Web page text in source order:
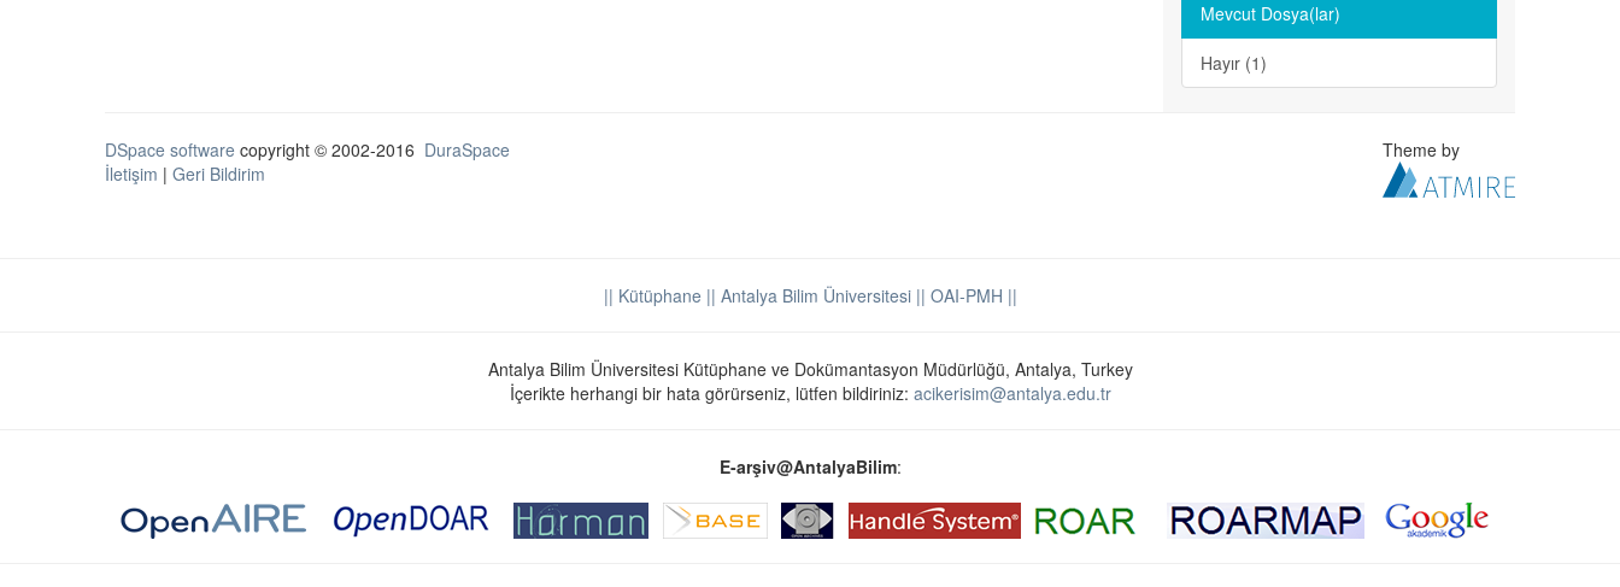
Mevcut Dosya(lar)
Hayır (1)
DSpace software copyright © 2002-2016 DuraSpace
İletişim | Geri Bildirim
Theme by
|| Kütüphane || Antalya Bilim Üniversitesi || OAI-PMH ||
Antalya Bilim Üniversitesi Kütüphane ve Dokümantasyon Müdürlüğü, Antalya, Turkey
İçerikte herhangi bir hata görürseniz, lütfen bildiriniz: acikerisim@antalya.edu.tr
E-arşiv@AntalyaBilim: